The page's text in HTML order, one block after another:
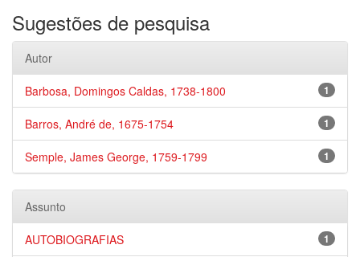
Sugestões de pesquisa
Autor
1
Barbosa, Domingos Caldas, 1738-1800
1
Barros, André de, 1675-1754
1
Semple, James George, 1759-1799
Assunto
1
AUTOBIOGRAFIAS